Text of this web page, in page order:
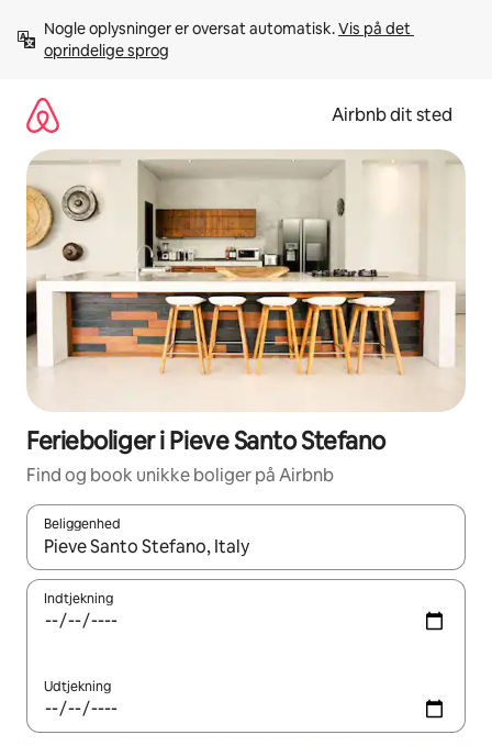
videre
Nogle oplysninger er oversat automatisk. Vis på det
oprindelige sprog
Airbnb dit sted
Ferieboliger i Pieve Santo Stefano
Find og book unikke boliger på Airbnb
Beliggenhed
Når resultaterne er tilgængelige, skal du navigere med
Indtjekning
Udtjekning